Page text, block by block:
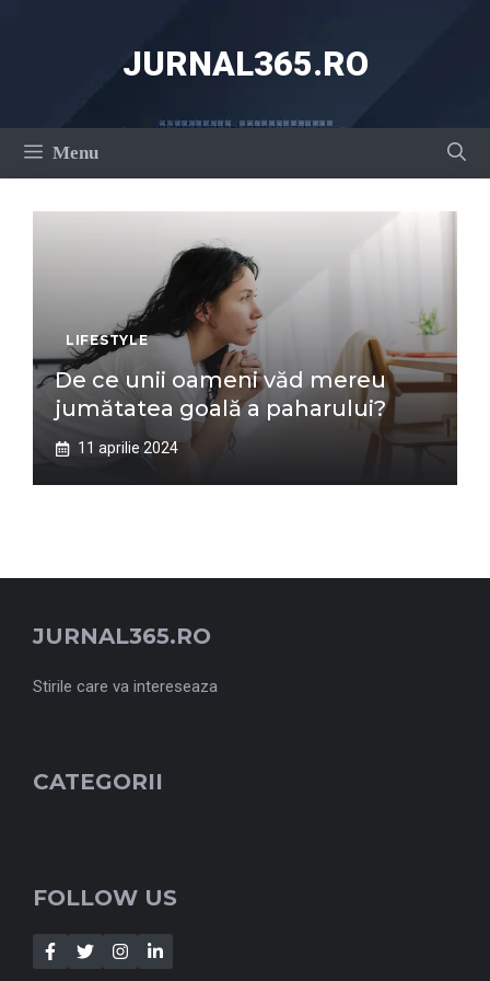
JURNAL365.RO
Menu
LIFESTYLE
De ce unii oameni văd mereu
jumătatea goală a paharului?
11 aprilie 2024
JURNAL365.RO
Stirile care va intereseaza
CATEGORII
FOLLOW US